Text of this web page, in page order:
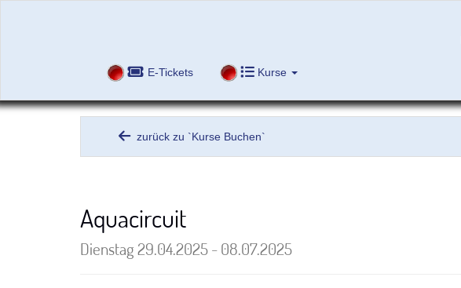
E-Tickets Kurse
zurück zu `Kurse Buchen`
Aquacircuit
Dienstag 29.04.2025 - 08.07.2025